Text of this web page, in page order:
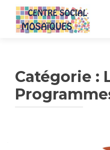
Catégorie :